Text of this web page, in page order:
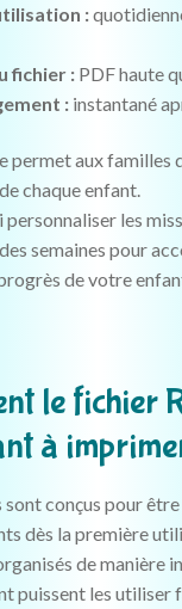
:
fichier :PDF haute
:instantané
aux familles
chaque enfant.
personnaliser les
semaines pour
de votre
le fichier
à
sont conçus pour
dès la première
de manière
puissent les utiliser